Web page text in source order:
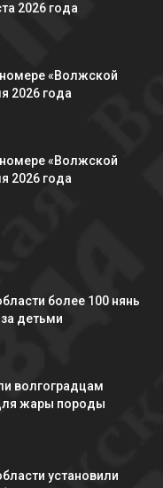
2026 года
«Волжской
2026 года
«Волжской
2026 года
более 100 нянь
детьми
волгоградцам
жары породы
установили